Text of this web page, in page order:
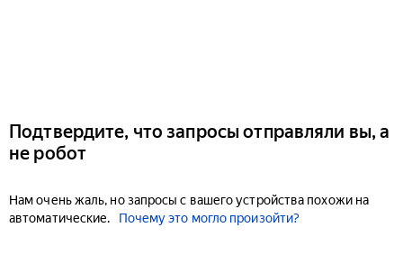
Подтвердите, что запросы отправляли вы, а
не робот
Нам очень жаль, но запросы с вашего устройства похожи на
автоматические.
Почему это могло произойти?